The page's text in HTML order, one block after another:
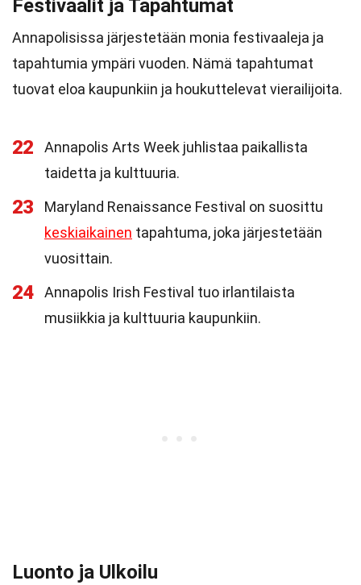
Festivaalit ja Tapahtumat
Annapolisissa järjestetään monia festivaaleja ja
tapahtumia ympäri vuoden. Nämä tapahtumat
tuovat eloa kaupunkiin ja houkuttelevat vierailijoita.
22
Annapolis Arts Week juhlistaa paikallista
taidetta ja kulttuuria.
23
Maryland Renaissance Festival on suosittu
keskiaikainen tapahtuma, joka järjestetään
vuosittain.
24
Annapolis Irish Festival tuo irlantilaista
musiikkia ja kulttuuria kaupunkiin.
Luonto ja Ulkoilu